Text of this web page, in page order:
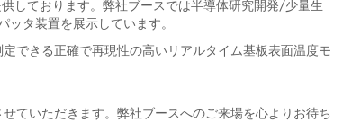
しております。弊社ブースでは半導体研究開発/少量生
タ装置を展示しています。
できる正確で再現性の高いリアルタイム基板表面温度モ
ていただきます。弊社ブースへのご来場を心よりお待ち